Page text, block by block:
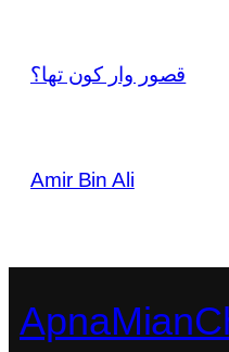
قصور وار کون تھا؟
Amir Bin Ali